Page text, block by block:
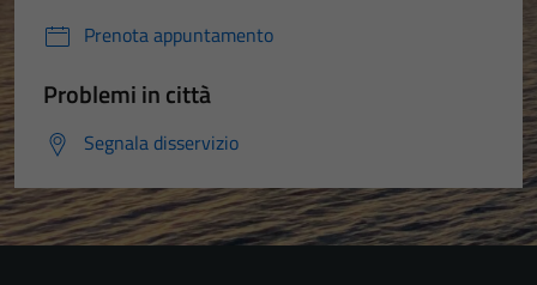
Prenota appuntamento
Problemi in città
Segnala disservizio